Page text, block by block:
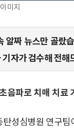
미지
알짜 뉴스만 골랐
자가 검수해 전해
음파로 치매 치료
성심병원 연구